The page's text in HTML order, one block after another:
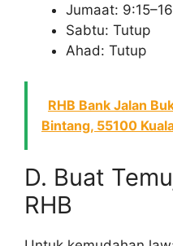
Jumaat:
Sabtu: Tutup
Ahad: Tutup
RHB Bank Jalan
Bintang, 55100
D. Buat
RHB